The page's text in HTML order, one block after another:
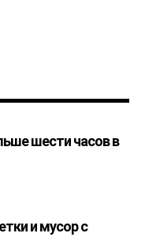
шести часов в
и мусор с